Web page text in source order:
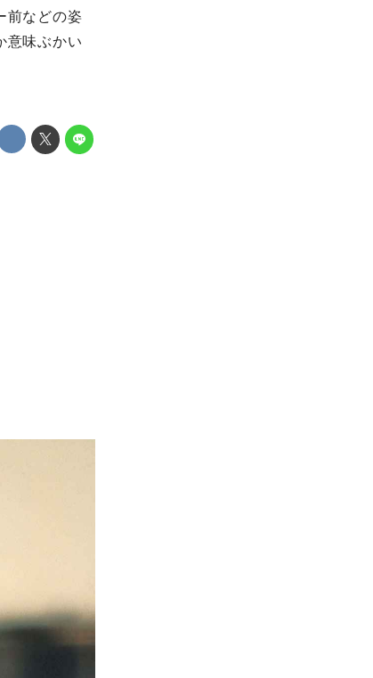
前などの姿
意味ぶかい